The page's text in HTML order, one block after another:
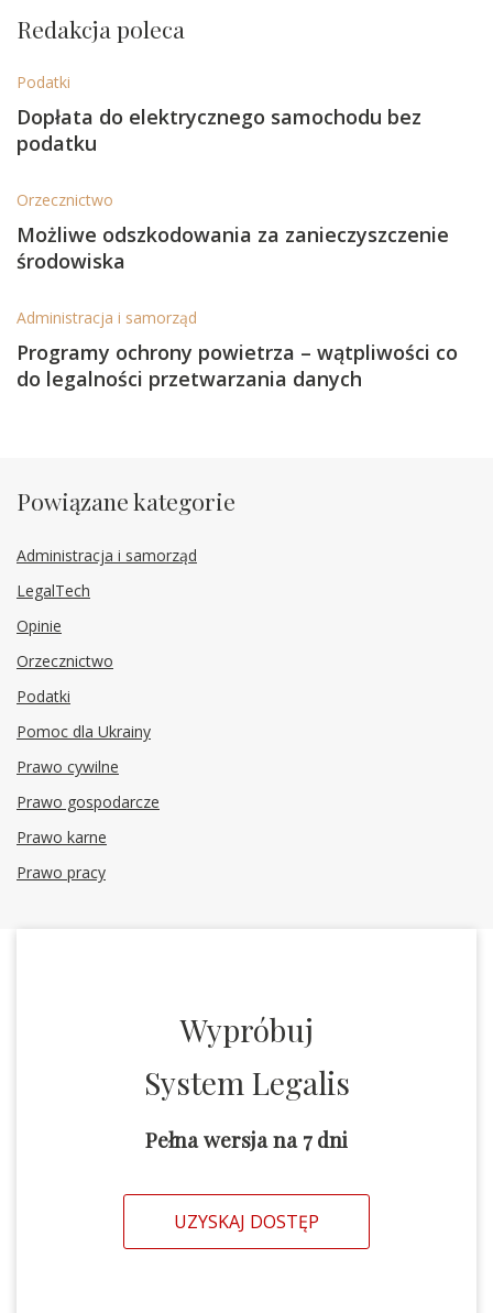
Redakcja poleca
Podatki
Dopłata do elektrycznego samochodu bez
podatku
Orzecznictwo
Możliwe odszkodowania za zanieczyszczenie
środowiska
Administracja i samorząd
Programy ochrony powietrza – wątpliwości co
do legalności przetwarzania danych
Powiązane kategorie
Administracja i samorząd
LegalTech
Opinie
Orzecznictwo
Podatki
Pomoc dla Ukrainy
Prawo cywilne
Prawo gospodarcze
Prawo karne
Prawo pracy
Wypróbuj
System Legalis
Pełna wersja na 7 dni
UZYSKAJ DOSTĘP